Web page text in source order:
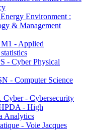
Environment :
& Management
- Applied
- Cyber Physical
- Computer Science
- Cybersecurity
- High
Analytics
- Voie Jacques